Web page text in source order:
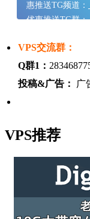
惠推送TG频道：
优惠推送TG群：
VPS交流群：
Q群1：
投稿&广告：
广
VPS推荐